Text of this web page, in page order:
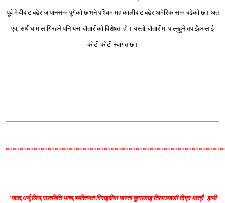
पूर्व मेचीबाट बढेर जापानसम्म पुगेको छ भने पश्चिम महाकालीबाट बढेर अमेरिकासम्म बढेको छ। अत
एव, सधैं घाम लागिरहने पनि यस चौतारीको विशेषता हो। यस्तो चौतारीमा पाल्नुहुने तपाईंहरुलाई
कोटी कोटी स्वागत छ।
'जात,धर्म्,लिंग,राजनिति,भाषा,ब्यक्तिगत रिसइबीमा जस्ता कुरालाइ तिलाञ्जली दिएर मात्रै 'हामी